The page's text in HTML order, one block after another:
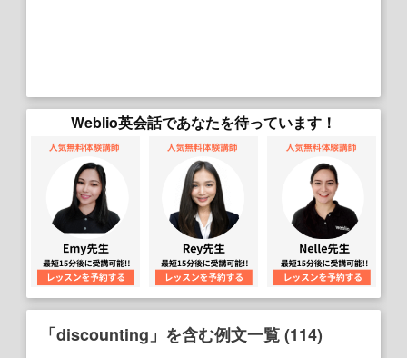
Weblio英会話であなたを待っています！
「discounting」を含む例文一覧 (114)